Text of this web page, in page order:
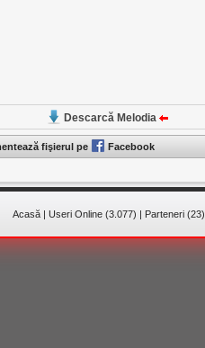
Descarcă Melodia
fişierul pe Facebook
Acasă| Useri Online (3.077) | Parteneri (23)